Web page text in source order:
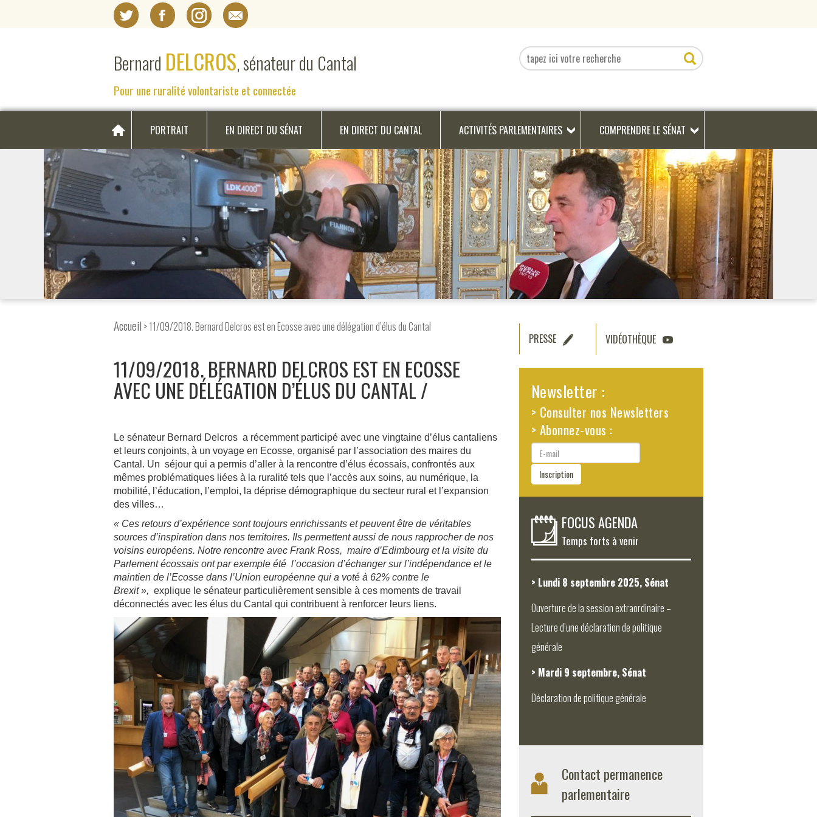
Bernard DELCROS, sénateur du Cantal
Pour une ruralité volontariste et connectée
PORTRAIT EN DIRECT DU SÉNAT EN DIRECT DU CANTAL ACTIVITÉS PARLEMENTAIRES COMPRENDRE LE SÉNAT
Accueil > 11/09/2018. Bernard Delcros est en Ecosse avec une délégation d’élus du Cantal
11/09/2018. BERNARD DELCROS EST EN ECOSSE
AVEC UNE DÉLÉGATION D’ÉLUS DU CANTAL
Le sénateur Bernard Delcros a récemment participé avec une vingtaine d’élus cantaliens
et leurs conjoints, à un voyage en Ecosse, organisé par l’association des maires du
Cantal. Un séjour qui a permis d’aller à la rencontre d’élus écossais, confrontés aux
mêmes problématiques liées à la ruralité tels que l’accès aux soins, au numérique, la
mobilité, l’éducation, l’emploi, la déprise démographique du secteur rural et l’expansion
des villes…
« Ces retours d’expérience sont toujours enrichissants et peuvent être de véritables
sources d’inspiration dans nos territoires. Ils permettent aussi de nous rapprocher de nos
voisins européens. Notre rencontre avec Frank Ross, maire d’Edimbourg et la visite du
Parlement écossais ont par exemple été l’occasion d’échanger sur l’indépendance et le
maintien de l’Ecosse dans l’Union européenne qui a voté à 62% contre le
Brexit », explique le sénateur particulièrement sensible à ces moments de travail
déconnectés avec les élus du Cantal qui contribuent à renforcer leurs liens.
PRESSE VIDÉOTHÈQUE
Newsletter :
> Consulter nos Newsletters
> Abonnez-vous :
E-
mail
Inscription
FOCUS AGENDA
Temps forts à venir
> Lundi 8 septembre 2025, Sénat
Ouverture de la session extraordinaire –
Lecture d’une déclaration de politique
générale
> Mardi 9 septembre, Sénat
Déclaration de politique générale
Contact permanence
parlementaire